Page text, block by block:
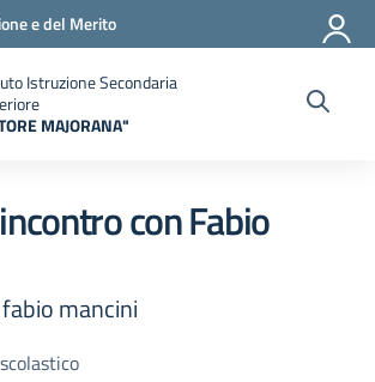
e del Merito
Istruzione Secondaria
MAJORANA"
con Fabio
mancini